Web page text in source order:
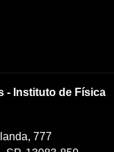
- Instituto de Física
777